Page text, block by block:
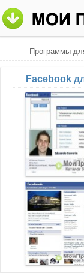
Программы
Facebook